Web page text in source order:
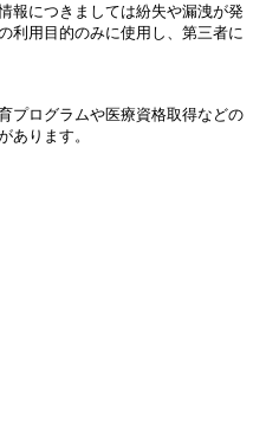
報につきましては紛失や漏洩が発
利用目的のみに使用し、第三者に
プログラムや医療資格取得などの
あります。